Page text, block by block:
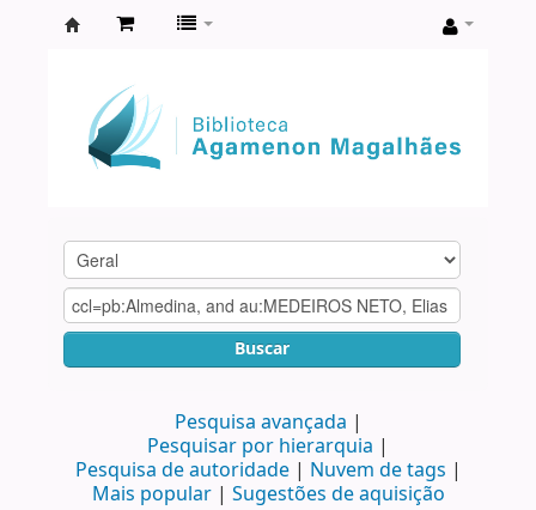
Agamenon
Magalhães
Buscar
Pesquisa avançada
Pesquisar por hierarquia
Pesquisa de autoridade
Nuvem de tags
Mais popular
Sugestões de aquisição